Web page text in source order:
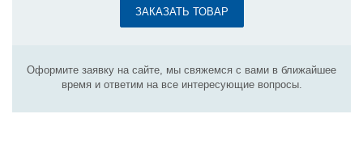
ЗАКАЗАТЬ ТОВАР
Оформите заявку на сайте, мы свяжемся с вами в ближайшее
время и ответим на все интересующие вопросы.